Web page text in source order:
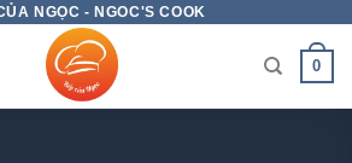
NGỌC - NGOC'S COOK
0